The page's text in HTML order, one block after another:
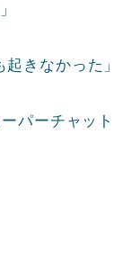
きなかった」
パーチャット